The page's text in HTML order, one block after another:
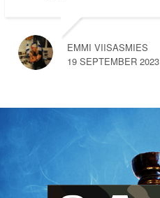
EMMI VIISASMIES
19 SEPTEMBER 2023